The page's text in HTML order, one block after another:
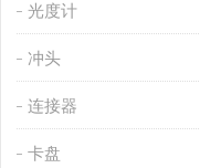
光度计
冲头
连接器
卡盘